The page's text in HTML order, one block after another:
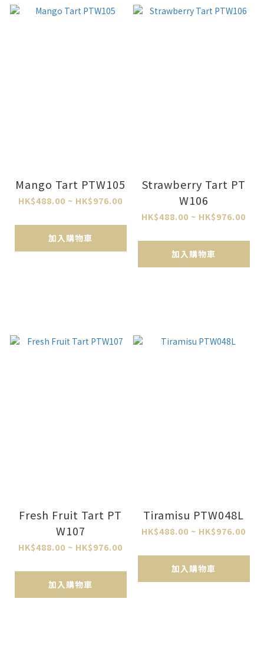
Mango Tart PTW105
HK$488.00 ~ HK$976.00
加入購物車
Strawberry Tart PT
W106
HK$488.00 ~ HK$976.00
加入購物車
Fresh Fruit Tart PT
W107
HK$488.00 ~ HK$976.00
加入購物車
Tiramisu PTW048L
HK$488.00 ~ HK$976.00
加入購物車